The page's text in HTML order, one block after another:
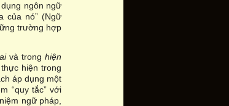
ngôn ngữ
của nó” (Ngữ
trường hợp
và tronghiện
hiện trong
áp dụng một
“quy tắc” với
ngữ pháp,